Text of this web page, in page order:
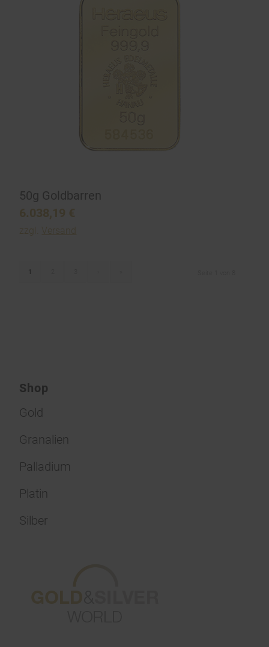
50g Goldbarren
6.038,19 €
zzgl. Versand
1
Shop
Gold
Granalien
Palladium
Platin
Silber